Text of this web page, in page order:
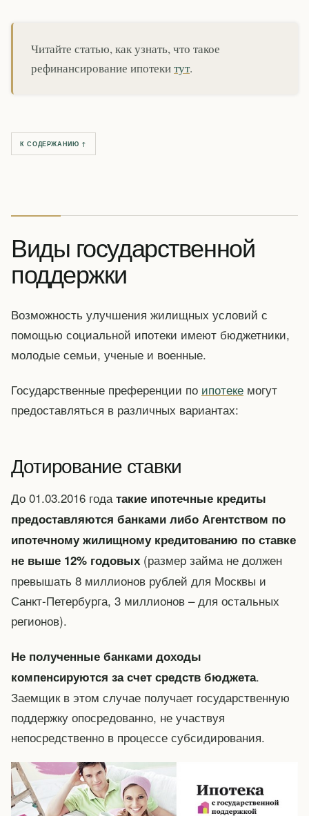
Читайте статью, как узнать, что такое
рефинансирование ипотекитут.
К СОДЕРЖАНИЮ ↑
Виды государственной
поддержки
Возможность улучшения жилищных условий с
помощью социальной ипотеки имеют бюджетники,
молодые семьи, ученые и военные.
Государственные преференции по ипотеке могут
предоставляться в различных вариантах:
Дотирование ставки
До 01.03.2016 года такие ипотечные кредиты
предоставляются банками либо Агентством по
ипотечному жилищному кредитованию по ставке
не выше 12% годовых (размер займа не должен
превышать 8 миллионов рублей для Москвы и
Санкт-Петербурга, 3 миллионов – для остальных
регионов).
Не полученные банками доходы
компенсируются за счет средств бюджета.
Заемщик в этом случае получает государственную
поддержку опосредованно, не участвуя
непосредственно в процессе субсидирования.